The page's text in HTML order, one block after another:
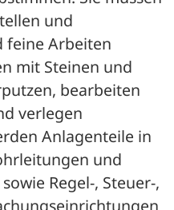
und
feine Arbeiten
mit Steinen und
bearbeiten
verlegen
Anlagenteile in
und
Regel-, Steuer-,